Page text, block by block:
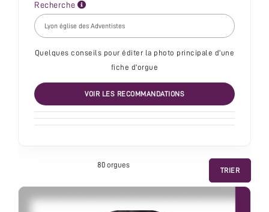
Recherche
Quelques conseils pour éditer la photo principale d'une
fiche d'orgue
VOIR LES RECOMMANDATIONS
TRIER
80 orgues